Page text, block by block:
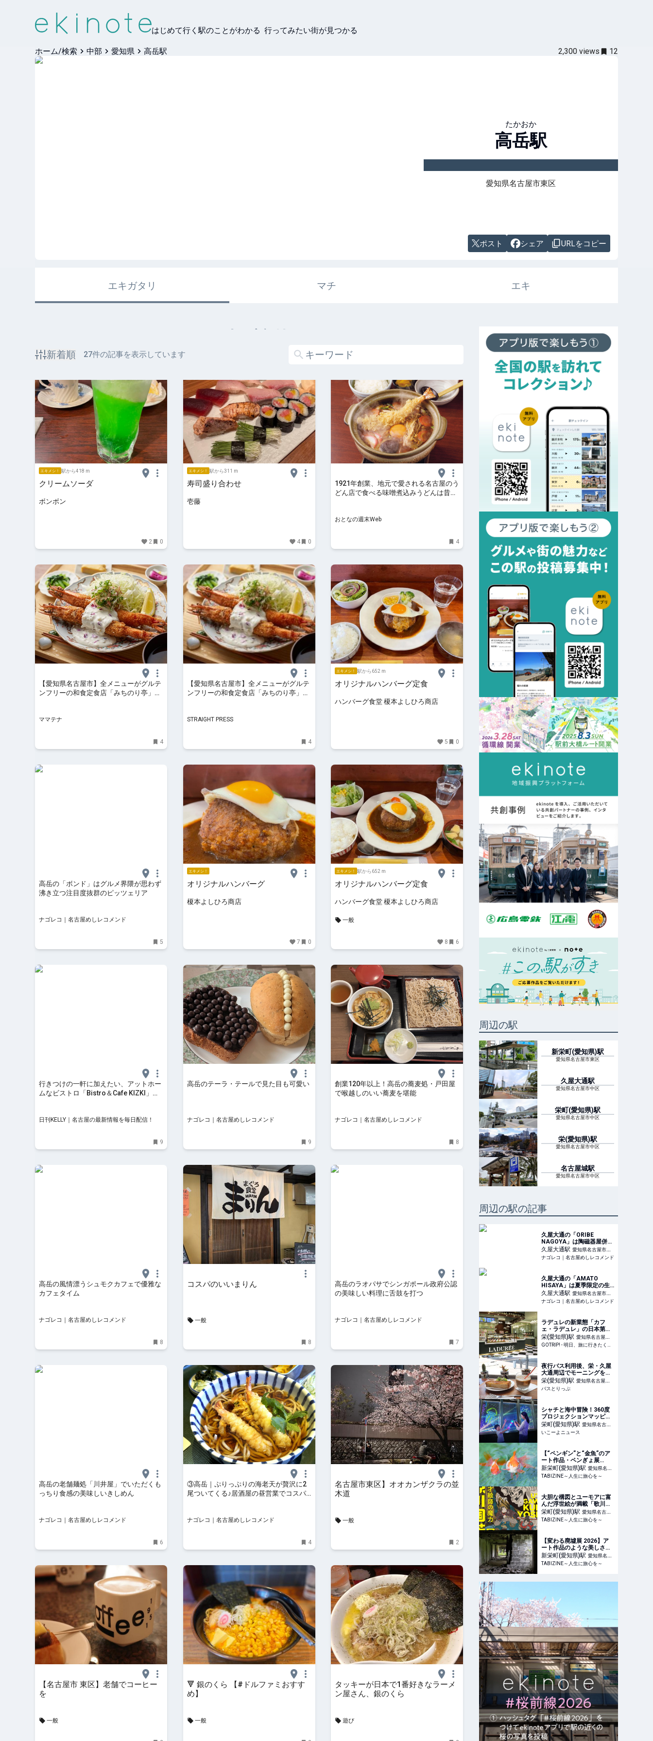
はじめて行く駅のことがわかる 行ってみたい街が見つかる
ホーム/検索 中部 愛知県 高岳駅 2,300 views 12
たかおか
高岳駅
愛知県名古屋市東区
ポスト シェア URLをコピー
エキガタリ マチ エキ
エキガタリ
新着順 27件の記事を表示しています
エキメシ！ 駅から418 m
クリームソーダ
ボンボン
2 0
エキメシ！ 駅から311 m
寿司盛り合わせ
壱藤
4 0
1921年創業、地元で愛される名古屋のう
どん店で食べる味噌煮込みうどんは昔な
おとなの週末Web
4
【愛知県名古屋市】全メニューがグルテ
ンフリーの和食定食店「みちのり亭」名
ママテナ
4
【愛知県名古屋市】全メニューがグルテ
ンフリーの和食定食店「みちのり亭」名
STRAIGHT PRESS
4
エキメシ！ 駅から652 m
オリジナルハンバーグ定食
ハンバーグ食堂 榎本よしひろ商店
5 0
高岳の「ボンド」はグルメ界隈が思わず
沸き立つ注目度抜群のピッツェリア
ナゴレコ｜名古屋めしレコメンド
5
エキメシ！
オリジナルハンバーグ
榎本よしひろ商店
7 0
エキメシ！ 駅から652 m
オリジナルハンバーグ定食
ハンバーグ食堂 榎本よしひろ商店
一般
8 6
行きつけの一軒に加えたい、アットホー
ムなビストロ「Bistro＆Cafe KIZKI」
日刊KELLY｜名古屋の最新情報を毎日配信！
9
高岳のテーラ・テールで見た目も可愛い
ナゴレコ｜名古屋めしレコメンド
9
創業120年以上！高岳の蕎麦処・戸田屋
で喉越しのいい蕎麦を堪能
ナゴレコ｜名古屋めしレコメンド
8
高岳の風情漂うシュモクカフェで優雅な
カフェタイム
ナゴレコ｜名古屋めしレコメンド
8
コスパのいいまりん
一般
8
高岳のラオパサでシンガポール政府公認
の美味しい料理に舌鼓を打つ
ナゴレコ｜名古屋めしレコメンド
7
高岳の老舗麺処「川井屋」でいただくも
っちり食感の美味しいきしめん
ナゴレコ｜名古屋めしレコメンド
6
③高岳｜ぷりっぷりの海老天が贅沢に2
尾ついてくる♪居酒屋の昼営業でコスパ
ナゴレコ｜名古屋めしレコメンド
4
名古屋市東区】オオカンザクラの並
木道
一般
2
【名古屋市 東区】老舗でコーヒー
を
一般
🔻 銀のくら 【#ドルファミおすす
め】
一般
タッキーが日本で1番好きなラーメ
ン屋さん、銀のくら
遊び
周辺の駅
新栄町(愛知県)駅
愛知県名古屋市東区
久屋大通駅
愛知県名古屋市中区
栄町(愛知県)駅
愛知県名古屋市中区
栄(愛知県)駅
愛知県名古屋市中区
名古屋城駅
愛知県名古屋市中区
周辺の駅の記事
久屋大通の「ORIBE
NAGOYA」は陶磁器屋併設
のおしゃれカフェ
久屋大通駅 愛知県名古屋市中
区
ナゴレコ｜名古屋めしレコメンド
久屋大通の「AMATO
HISAYA」は夏季限定の生
桃かき氷店
久屋大通駅 愛知県名古屋市中
区
ナゴレコ｜名古屋めしレコメンド
ラデュレの新業態「カフ
ェ・ラデュレ」の日本第一
号店が名古屋ラシックにオ
ープン - GOTRIP!
栄(愛知県)駅 愛知県名古屋市
中区
GOTRIP! - 明日、旅に行きたくなるメディア
夜行バス利用後、栄・久屋
大通周辺でモーニングを食
べるならここ！ レトロな純
喫茶やコーヒーにこだわっ
たカフェを紹介
栄(愛知県)駅 愛知県名古屋市
中区
バスとりっぷ
シャチと海中冒険！360度
プロジェクションマッピン
グで夜景が海に 名古屋テ
レビ塔
栄町(愛知県)駅 愛知県名古屋
市中区
いこーよニュース
【“ペンギン”と“金魚”のア
ート作品・ペンぎょ展
2026】涼を届ける癒やし作
品が東京と名古屋に集結！ |
TABIZINE～人生に旅心を
新栄町(愛知県)駅 愛知県名古
屋市東区
TABIZINE～人生に旅心を～
大胆な構図とユーモアに富
んだ浮世絵が満載「歌川国
芳展―奇才絵師の魔力」開
催｜愛知県美術館 |
TABIZINE～人生に旅心を
栄町(愛知県)駅 愛知県名古屋
市中区
TABIZINE～人生に旅心を～
【変わる廃墟展 2026】ア
ート作品のような美しさ！
公式図録やオリジナルグッ
ズ販売も｜東京＆名古屋 |
TABIZINE～人生に旅心を
新栄町(愛知県)駅 愛知県名古
屋市東区
TABIZINE～人生に旅心を～